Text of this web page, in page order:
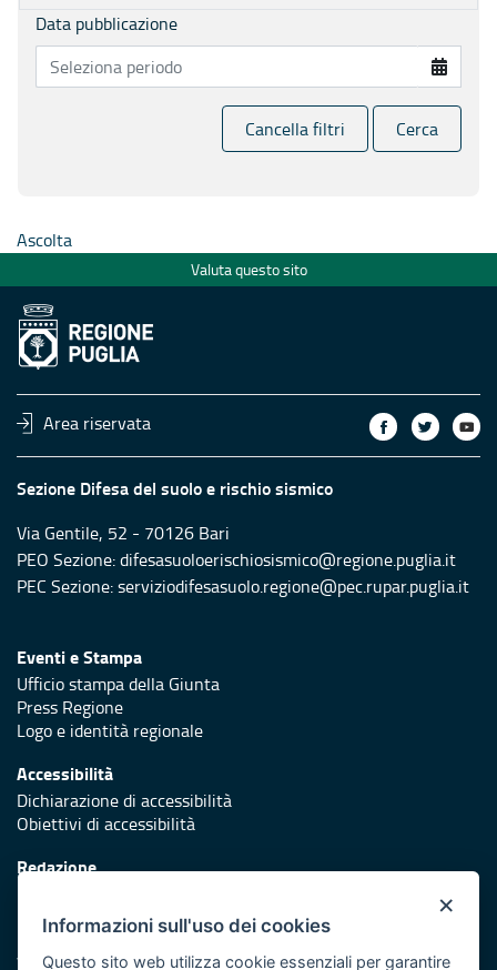
Data pubblicazione
Cancella filtri Cerca
Ascolta
Valuta questo sito
Area riservata
Sezione Difesa del suolo e rischio sismico
Via Gentile, 52 - 70126 Bari
PEO Sezione: difesasuoloerischiosismico@regione.puglia.it
PEC Sezione: serviziodifesasuolo.regione@pec.rupar.puglia.it
Eventi e Stampa
Ufficio stampa della Giunta
Press Regione
Logo e identità regionale
Accessibilità
Dichiarazione di accessibilità
Obiettivi di accessibilità
Redazione
Protezione civile
Vai al sito di Protezione Civile Puglia
×
Informazioni sull'uso dei cookies
Questo sito web utilizza cookie essenziali per garantire